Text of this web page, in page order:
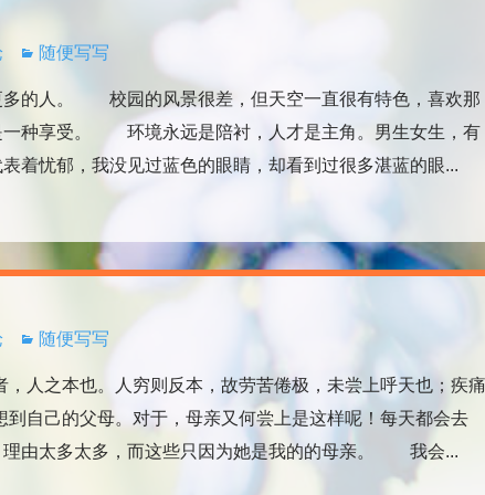
随便写写
的人。 校园的风景很差，但天空一直很有特色，喜欢那
一种享受。 环境永远是陪衬，人才是主角。男生女生，有
着忧郁，我没见过蓝色的眼睛，却看到过很多湛蓝的眼...
随便写写
人之本也。人穷则反本，故劳苦倦极，未尝上呼天也；疾痛
己的父母。对于，母亲又何尝上是这样呢！每天都会去
理由太多太多，而这些只因为她是我的的母亲。 我会...